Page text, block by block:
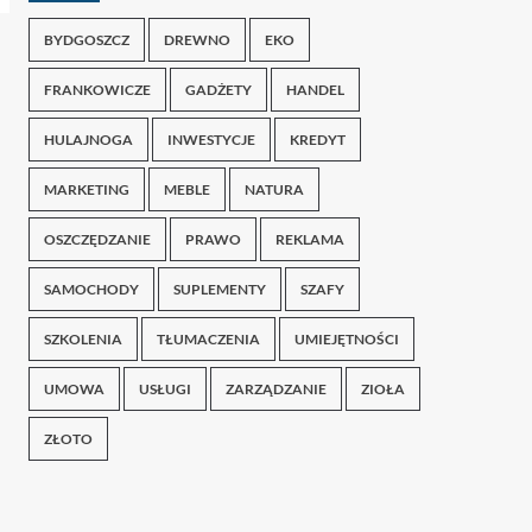
BYDGOSZCZ DREWNO EKO
FRANKOWICZE GADŻETY HANDEL
HULAJNOGA INWESTYCJE KREDYT
MARKETING MEBLE NATURA
OSZCZĘDZANIE PRAWO REKLAMA
SAMOCHODY SUPLEMENTY SZAFY
SZKOLENIA TŁUMACZENIA UMIEJĘTNOŚCI
UMOWA USŁUGI ZARZĄDZANIE ZIOŁA
ZŁOTO